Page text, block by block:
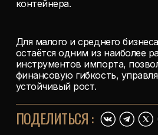
контейнера.
Для малого и среднего
остаётся одним из наиболее
инструментов импорта,
финансовую гибкость,
устойчивый рост.
ПОДЕЛИТЬСЯ: